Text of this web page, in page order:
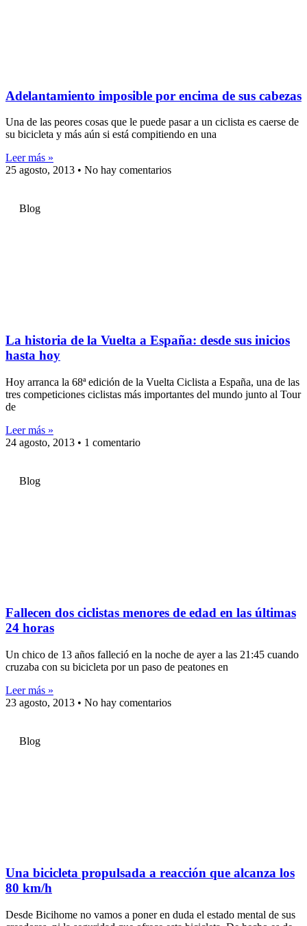
Adelantamiento imposible por encima de sus cabezas
Una de las peores cosas que le puede pasar a un ciclista es caerse de
su bicicleta y más aún si está compitiendo en una
Leer más »
25 agosto, 2013
No hay comentarios
Blog
La historia de la Vuelta a España: desde sus inicios
hasta hoy
Hoy arranca la 68ª edición de la Vuelta Ciclista a España, una de las
tres competiciones ciclistas más importantes del mundo junto al Tour
de
Leer más »
24 agosto, 2013
1 comentario
Blog
Fallecen dos ciclistas menores de edad en las últimas
24 horas
Un chico de 13 años falleció en la noche de ayer a las 21:45 cuando
cruzaba con su bicicleta por un paso de peatones en
Leer más »
23 agosto, 2013
No hay comentarios
Blog
Una bicicleta propulsada a reacción que alcanza los
80 km/h
Desde Bicihome no vamos a poner en duda el estado mental de sus